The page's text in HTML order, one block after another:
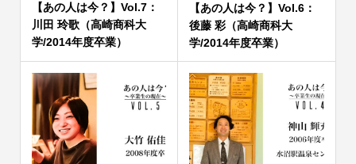
【あの人は今？】Vol.7：
川田 玲歌（高崎商科大
学/2014年度卒業）
【あの人は今？】Vol.6：
後藤 彩（高崎商科大
学/2014年度卒業）